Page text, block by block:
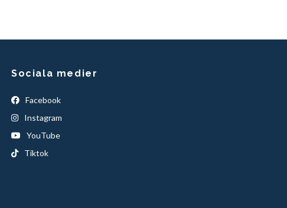
Sociala medier
Facebook
Instagram
YouTube
Tiktok